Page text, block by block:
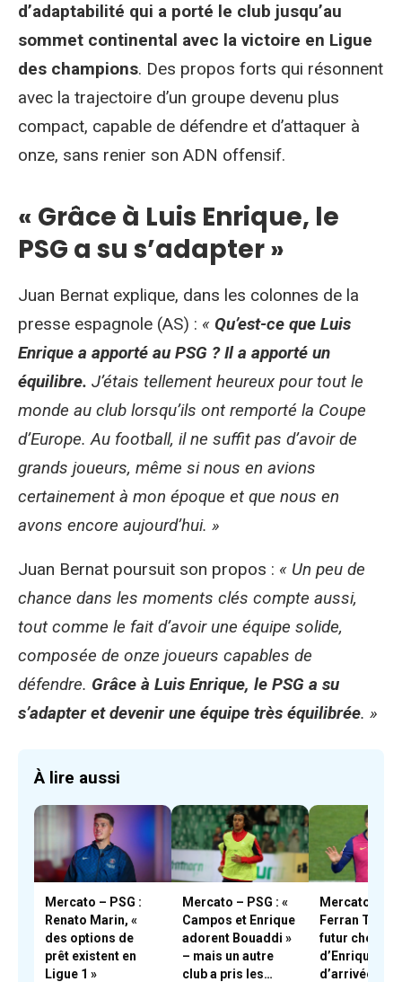
d’adaptabilité qui a porté le club jusqu’au
sommet continental avec la victoire en Ligue
des champions. Des propos forts qui résonnent
avec la trajectoire d’un groupe devenu plus
compact, capable de défendre et d’attaquer à
onze, sans renier son ADN offensif.
« Grâce à Luis Enrique, le
PSG a su s’adapter »
Juan Bernat explique, dans les colonnes de la
presse espagnole (AS) : « Qu’est-ce que Luis
Enrique a apporté au PSG ? Il a apporté un
équilibre. J’étais tellement heureux pour tout le
monde au club lorsqu’ils ont remporté la Coupe
d’Europe. Au football, il ne suffit pas d’avoir de
grands joueurs, même si nous en avions
certainement à mon époque et que nous en
avons encore aujourd’hui. »
Juan Bernat poursuit son propos : « Un peu de
chance dans les moments clés compte aussi,
tout comme le fait d’avoir une équipe solide,
composée de onze joueurs capables de
défendre. Grâce à Luis Enrique, le PSG a su
s’adapter et devenir une équipe très équilibrée. »
À lire aussi
Mercato – PSG :
Renato Marin, «
des options de
prêt existent en
Ligue 1 »
Mercato – PSG : «
Campos et Enrique
adorent Bouaddi »
– mais un autre
club a pris les
Mercato –
Ferran
futur
d’Enrique en
d’arrivée à